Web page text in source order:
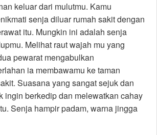
keluar dari mulutmu. Kamu
senja diluar rumah sakit dengan
itu. Mungkin ini adalah senja
Melihat raut wajah mu yang
pewarat mengabulkan
ia membawamu ke taman
Suasana yang sangat sejuk dan
ingin berkedip dan melewatkan cahay
Senja hampir padam, warna jingga